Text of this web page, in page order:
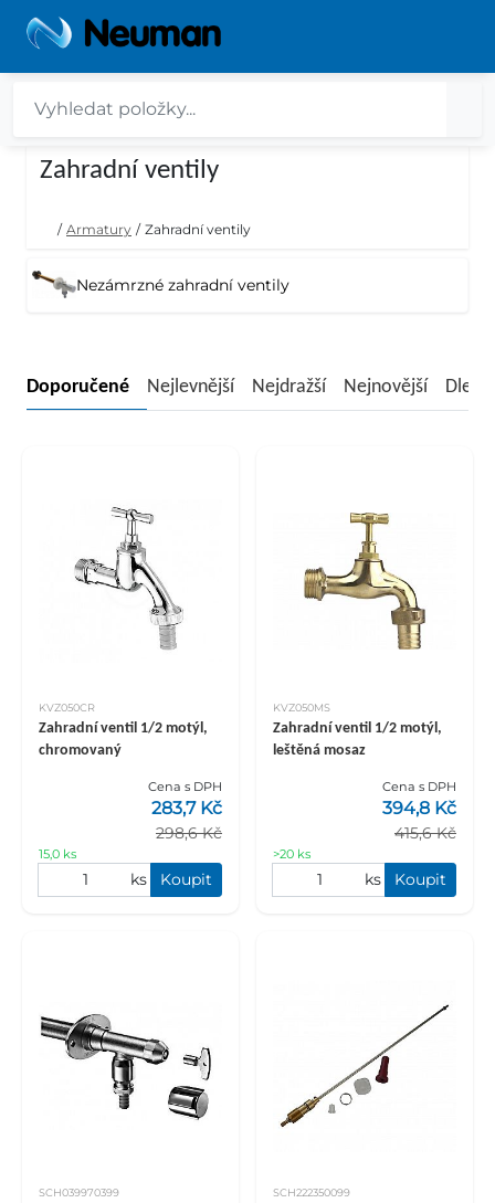
Zahradní ventily
/ Armatury / Zahradní ventily
Nezámrzné zahradní ventily
Doporučené Nejlevnější Nejdražší Nejnovější Dle
KVZ050CR
Zahradní ventil 1/2 motýl,
chromovaný
Cena s DPH
298,6 Kč
283,7 Kč
15,0 ks
ks Koupit
KVZ050MS
Zahradní ventil 1/2 motýl,
leštěná mosaz
Cena s DPH
415,6 Kč
394,8 Kč
>20 ks
ks Koupit
SCH039970399 SCH222350099